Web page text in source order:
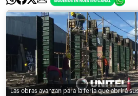
Las obras avanzan para la feria que abrirá